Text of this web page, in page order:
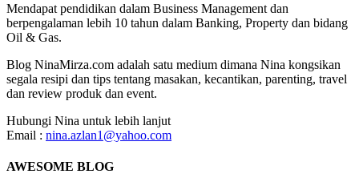
Mendapat pendidikan dalam Business Management dan
berpengalaman lebih 10 tahun dalam Banking, Property dan bidang
Oil & Gas.
Blog NinaMirza.com adalah satu medium dimana Nina kongsikan
segala resipi dan tips tentang masakan, kecantikan, parenting, travel
dan review produk dan event.
Hubungi Nina untuk lebih lanjut
Email : nina.azlan1@yahoo.com
AWESOME BLOG